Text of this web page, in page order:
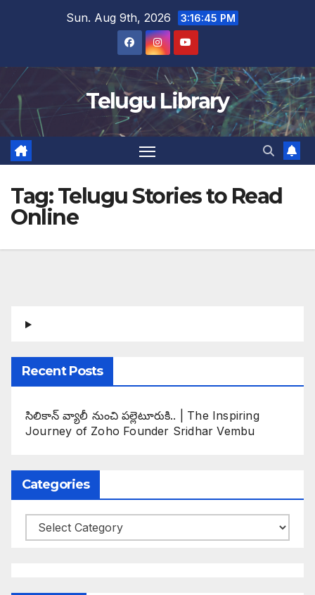
Sun. Aug 9th, 2026 3:16:46 PM
Telugu Library
Tag:Telugu Stories to Read
Online
Recent Posts
సిలికాన్ వ్యాలీ నుంచి పల్లెటూరుకి.. | The Inspiring
Journey of Zoho Founder Sridhar Vembu
Categories
Categories